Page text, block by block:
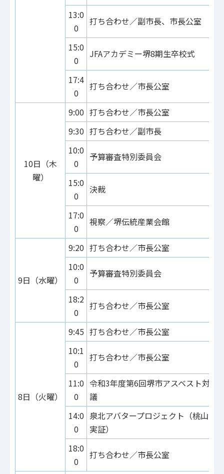
13:0
0
打ち合わせ／副市長、市長公室
15:0
0
JFAアカデミー堺8期生卒校式
17:4
0
打ち合わせ／市長公室
10日（木
曜）
9:00 打ち合わせ／市長公室
9:30 打ち合わせ／副市長
10:0
0
予算審査特別委員会
15:0
0
決裁
17:0
0
視察／堺伝統産業会館
9日（水曜）
9:20 打ち合わせ／市長公室
10:0
0
予算審査特別委員会
18:2
0
打ち合わせ／市長公室
8日（火曜）
9:45 打ち合わせ／市長公室
10:1
0
打ち合わせ／市長公室
11:0
0
令和3年度第6回堺市アスベスト対策
議
14:0
0
泉北アバタープロジェクト（桃山台
実証）
18:0
0
打ち合わせ／市長公室